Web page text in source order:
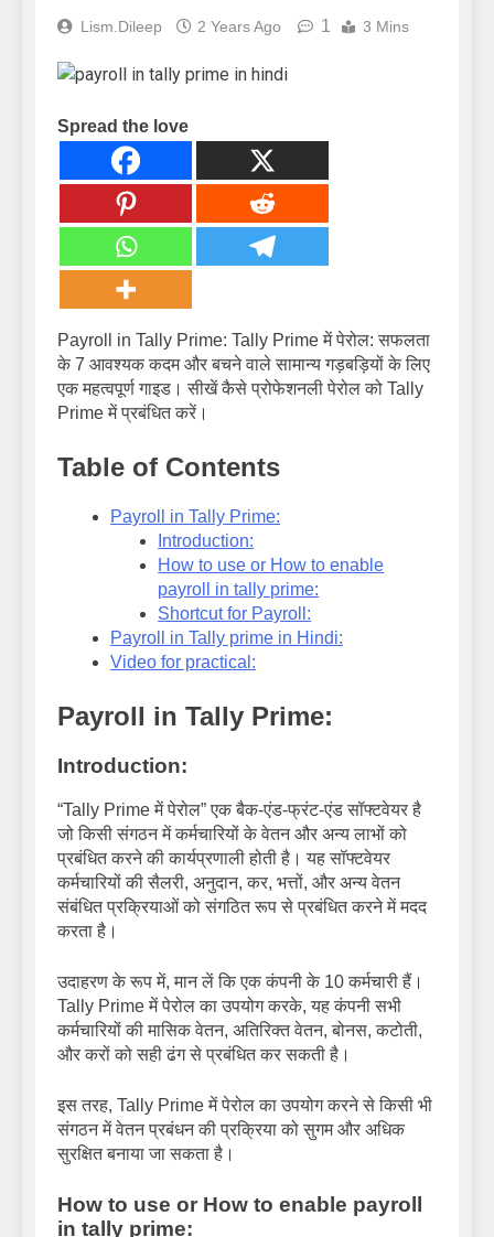
Lism.dileep 2 Years Ago 1 3 Mins
Spread the love
Payroll in Tally Prime: Tally Prime में पेरोल: सफलता
के 7 आवश्यक कदम और बचने वाले सामान्य गड़बड़ियों के लिए
एक महत्वपूर्ण गाइड। सीखें कैसे प्रोफेशनली पेरोल को Tally
Prime में प्रबंधित करें।
Table of Contents
Payroll in Tally Prime:
Introduction:
How to use or How to enable
payroll in tally prime:
Shortcut for Payroll:
Payroll in Tally prime in Hindi:
Video for practical:
Payroll in Tally Prime:
Introduction:
“Tally Prime में पेरोल” एक बैक-एंड-फ्रंट-एंड सॉफ्टवेयर है
जो किसी संगठन में कर्मचारियों के वेतन और अन्य लाभों को
प्रबंधित करने की कार्यप्रणाली होती है। यह सॉफ्टवेयर
कर्मचारियों की सैलरी, अनुदान, कर, भत्तों, और अन्य वेतन
संबंधित प्रक्रियाओं को संगठित रूप से प्रबंधित करने में मदद
करता है।
उदाहरण के रूप में, मान लें कि एक कंपनी के 10 कर्मचारी हैं।
Tally Prime में पेरोल का उपयोग करके, यह कंपनी सभी
कर्मचारियों की मासिक वेतन, अतिरिक्त वेतन, बोनस, कटोती,
और करों को सही ढंग से प्रबंधित कर सकती है।
इस तरह, Tally Prime में पेरोल का उपयोग करने से किसी भी
संगठन में वेतन प्रबंधन की प्रक्रिया को सुगम और अधिक
सुरक्षित बनाया जा सकता है।
How to use or How to enable payroll
in tally prime: